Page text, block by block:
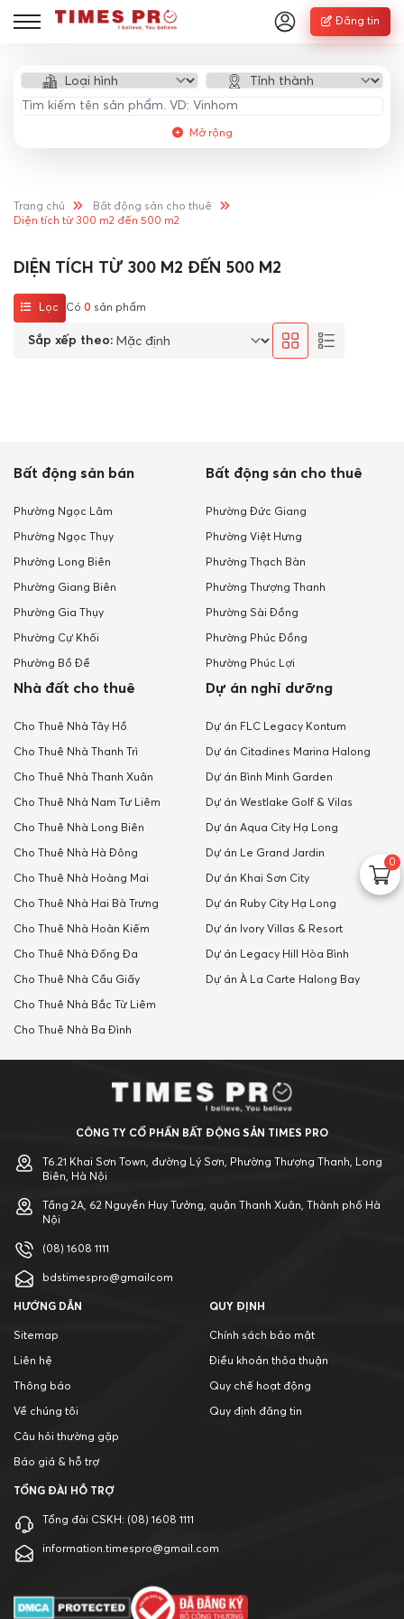
0
Đăng tin
Mở rộng
Trang chủ
Bất động sản cho thuê
Diện tích từ 300 m2 đến 500 m2
DIỆN TÍCH TỪ 300 M2 ĐẾN 500 M2
Lọc Có 0 sản phẩm
Sắp xếp theo:
Bất động sản bán
Phường Ngọc Lâm
Phường Ngọc Thụy
Phường Long Biên
Phường Giang Biên
Phường Gia Thụy
Phường Cự Khối
Phường Bồ Đề
Bất động sản cho thuê
Phường Đức Giang
Phường Việt Hưng
Phường Thạch Bàn
Phường Thượng Thanh
Phường Sài Đồng
Phường Phúc Đồng
Phường Phúc Lợi
Nhà đất cho thuê
Cho Thuê Nhà Tây Hồ
Cho Thuê Nhà Thanh Trì
Cho Thuê Nhà Thanh Xuân
Cho Thuê Nhà Nam Tư Liêm
Cho Thuê Nhà Long Biên
Cho Thuê Nhà Hà Đông
Cho Thuê Nhà Hoàng Mai
Cho Thuê Nhà Hai Bà Trưng
Cho Thuê Nhà Hoàn Kiếm
Cho Thuê Nhà Đống Đa
Cho Thuê Nhà Cầu Giấy
Cho Thuê Nhà Bắc Từ Liêm
Cho Thuê Nhà Ba Đình
Dự án nghỉ dưỡng
Dự án FLC Legacy Kontum
Dự án Citadines Marina Halong
Dự án Bình Minh Garden
Dự án Westlake Golf & Vilas
Dự án Aqua City Hạ Long
Dự án Le Grand Jardin
Dự án Khai Sơn City
Dự án Ruby City Hạ Long
Dự án Ivory Villas & Resort
Dự án Legacy Hill Hòa Bình
Dự án À La Carte Halong Bay
CÔNG TY CỔ PHẦN BẤT ĐỘNG SẢN TIMES PRO
T6.21 Khai Sơn Town, đường Lý Sơn, Phường Thượng Thanh, Long
Biên, Hà Nội
Tầng 2A, 62 Nguyễn Huy Tưởng, quận Thanh Xuân, Thành phố Hà
Nội
(08) 1608 1111
bdstimespro@gmailcom
HƯỚNG DẪN
Sitemap
Liên hệ
Thông báo
Về chúng tôi
Câu hỏi thường gặp
Báo giá & hỗ trợ
QUY ĐỊNH
Chính sách bảo mật
Điều khoản thỏa thuận
Quy chế hoạt động
Quy định đăng tin
TỔNG ĐÀI HỖ TRỢ
Tổng đài CSKH: (08) 1608 1111
information.timespro@gmail.com